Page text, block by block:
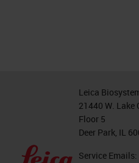
Leica
21440 W. Lake
Floor 5
Deer Park, IL
Service Emails: